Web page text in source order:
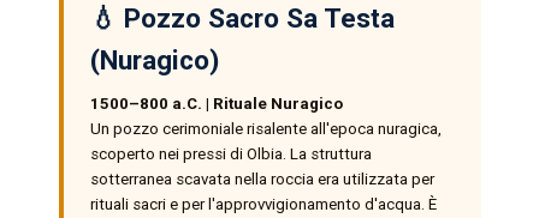
💧 Pozzo Sacro Sa Testa
(Nuragico)
1500–800 a.C. | Rituale Nuragico
Un pozzo cerimoniale risalente all'epoca nuragica,
scoperto nei pressi di Olbia. La struttura
sotterranea scavata nella roccia era utilizzata per
rituali sacri e per l'approvvigionamento d'acqua. È